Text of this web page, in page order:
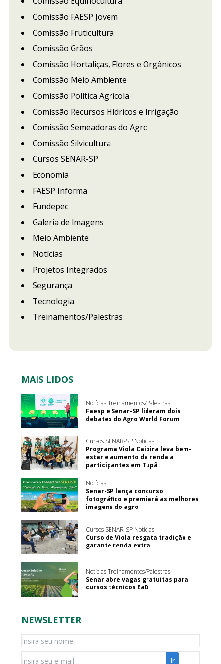
Comissão FAESP Jovem
Comissão Fruticultura
Comissão Grãos
Comissão Hortaliças, Flores e Orgânicos
Comissão Meio Ambiente
Comissão Política Agrícola
Comissão Recursos Hídricos e Irrigação
Comissão Semeadoras do Agro
Comissão Silvicultura
Cursos SENAR-SP
Economia
FAESP Informa
Fundepec
Galeria de Imagens
Meio Ambiente
Notícias
Projetos Integrados
Segurança
Tecnologia
Treinamentos/Palestras
MAIS LIDOS
Notícias Treinamentos/Palestras
Faesp e Senar-SP lideram dois
debates do Agro World Forum
Cursos SENAR-SP Notícias
Programa Viola Caipira leva bem-
estar e aumento da renda a
participantes em Tupã
Notícias
Senar-SP lança concurso
fotográfico e premiará as melhores
imagens do agro
Cursos SENAR-SP Notícias
Curso de Viola resgata tradição e
garante renda extra
Notícias Treinamentos/Palestras
Senar abre vagas gratuitas para
cursos técnicos EaD
NEWSLETTER